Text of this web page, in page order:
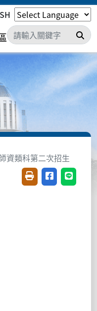
搜
資類科第二次招生
友善列印(開新視窗)
分享至臉書(
分享至